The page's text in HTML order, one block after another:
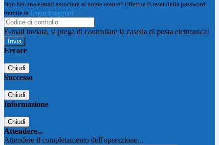
Non hai una e-mail associata al nome utente? Effettua il reset della password
tramite la Login Spaggiari
E-mail inviata, si prega di controllare la casella di posta elettronica!
Errore
Chiudi
Successo
Chiudi
Informazione
Chiudi
Attendere...
Attendere il completamento dell'operazione...